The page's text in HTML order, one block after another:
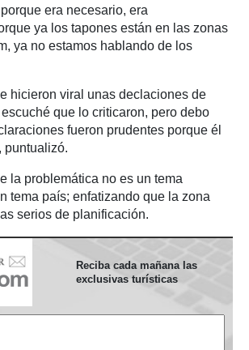
era necesario, era
ya los tapones están en las zonas
ya no estamos hablando de los
hicieron viral unas declaciones de
que lo criticaron, pero debo
fueron prudentes porque él
puntualizó.
la problemática no es un tema
tema país; enfatizando que la zona
serios de planificación.
Reciba cada mañana las
exclusivas turísticas